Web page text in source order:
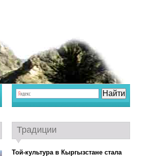
Традиции
Той-культура в Кыргызстане стала